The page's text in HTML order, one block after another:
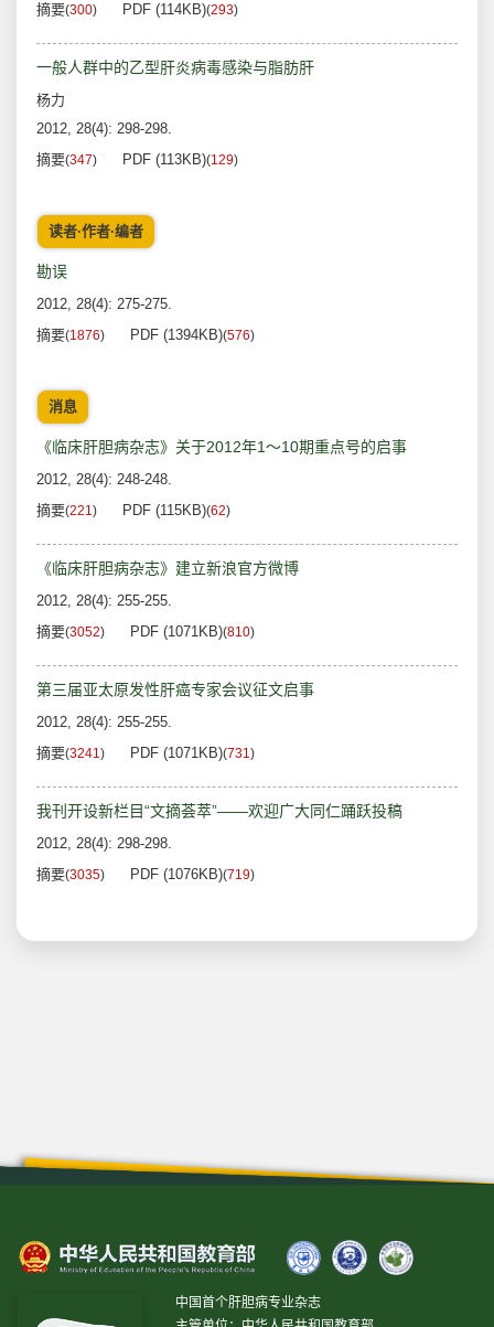
摘要(300) PDF (114KB)(293)
一般人群中的乙型肝炎病毒感染与脂肪肝
杨力
2012, 28(4): 298-298.
摘要(347) PDF (113KB)(129)
读者·作者·编者
勘误
2012, 28(4): 275-275.
摘要(1876) PDF (1394KB)(576)
消息
《临床肝胆病杂志》关于2012年1～10期重点号的启事
2012, 28(4): 248-248.
摘要(221) PDF (115KB)(62)
《临床肝胆病杂志》建立新浪官方微博
2012, 28(4): 255-255.
摘要(3052) PDF (1071KB)(810)
第三届亚太原发性肝癌专家会议征文启事
2012, 28(4): 255-255.
摘要(3241) PDF (1071KB)(731)
我刊开设新栏目“文摘荟萃”——欢迎广大同仁踊跃投稿
2012, 28(4): 298-298.
摘要(3035) PDF (1076KB)(719)
中国首个肝胆病专业杂志